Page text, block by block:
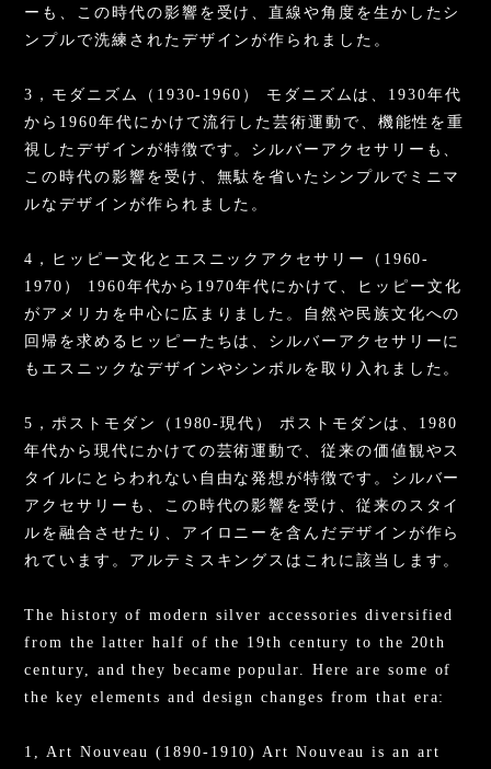
ーも、この時代の影響を受け、直線や角度を生かしたシ
ンプルで洗練されたデザインが作られました。
3，モダニズム（1930-1960） モダニズムは、1930年代
から1960年代にかけて流行した芸術運動で、機能性を重
視したデザインが特徴です。シルバーアクセサリーも、
この時代の影響を受け、無駄を省いたシンプルでミニマ
ルなデザインが作られました。
4，ヒッピー文化とエスニックアクセサリー（1960-
1970） 1960年代から1970年代にかけて、ヒッピー文化
がアメリカを中心に広まりました。自然や民族文化への
回帰を求めるヒッピーたちは、シルバーアクセサリーに
もエスニックなデザインやシンボルを取り入れました。
5，ポストモダン（1980-現代） ポストモダンは、1980
年代から現代にかけての芸術運動で、従来の価値観やス
タイルにとらわれない自由な発想が特徴です。シルバー
アクセサリーも、この時代の影響を受け、従来のスタイ
ルを融合させたり、アイロニーを含んだデザインが作ら
れています。アルテミスキングスはこれに該当します。
The history of modern silver accessories diversified
from the latter half of the 19th century to the 20th
century, and they became popular. Here are some of
the key elements and design changes from that era:
1, Art Nouveau (1890-1910) Art Nouveau is an art